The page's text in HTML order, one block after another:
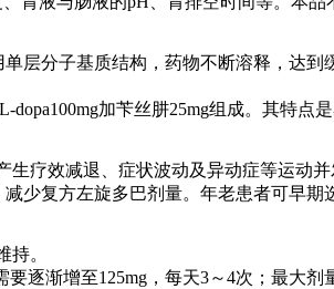
单层分子基质结构，药物不断溶释，达
dopa100mg加苄丝肼25mg组成。其特
生疗效减退、症状波动及异动症等运
少复方左旋多巴剂量。年老患者可早期
持。
逐渐增至125mg，每天3～4次；最大